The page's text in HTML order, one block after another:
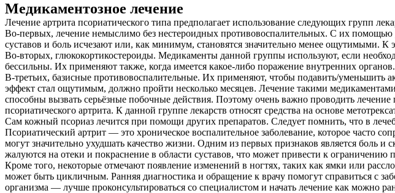
О нас
Услуги
Акции
Отзывы
Статьи
Контакты
Медикаментозное лечение
Лечение артрита псориатического типа предполагает использование следующих групп
Во-первых, лечение немыслимо без нестероидных противовоспалительных. С их
суставов и боль исчезают или, как минимум, становятся значительно менее ощутимыми.
Во-вторых, глюкокортикостероиды. Медикаменты данной группы используют, если
бессильны. Их применяют также, когда имеется какое-либо поражение внутренних органов.
В-третьих, базисные противовоспалительные. Их применяют, чтобы подавить/уменьшить
эффект стал ощутимым, должно пройти несколько месяцев. Лечение такими
способны вызвать серьёзные побочные действия. Поэтому очень важно проводить
псориатического артрита. К данной группе лекарств относят средства на основе
Сам кожный псориаз лечится при помощи других препаратов. Следует помнить, что в
Псориатический артрит — это хроническое воспалительное заболевание, которое часто
могут значительно ухудшать качество жизни. Одним из первых признаков является боль
жалуются на отеки и покраснение в области суставов, что может привести к ограничению
Кроме того, некоторые отмечают появление изменений в ногтях, таких как ямки или
может быть цикличным. Ранняя диагностика и обращение к врачу помогут справиться с
организма — лучше проконсультироваться со специалистом и начать лечение как можно